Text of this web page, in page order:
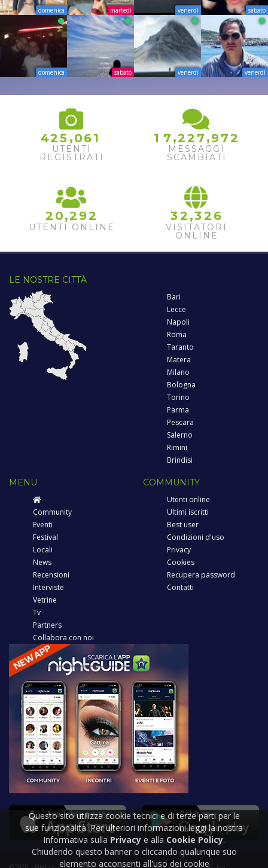
domenica martedì venerdì sabato
domenica sabato venerdì venerdì
425 ,061
UTENTI
REGISTRATI
1 7 ,22 7 ,972
MESSAGGI
SCAMBIATI
2 0,2 92
UTENTI ONLINE
32 ,32 6
VISITATORI
ONLINE
LE NOSTRE CITTÀ
Bari
Lecce
Napoli
Roma
Taranto
Matera
Milano
Bologna
Torino
Parma
Pescara
Salerno
Rimini
Brindisi
MENU
Community
Eventi
Festival
Locali
News
Recensioni
Interviste
Vetrine
Tv
Partners
Collabora con noi
COMMUNITY
Utenti online
Ultimi iscritti
Best user
Condizioni d'uso
Privacy
Cookies
Recupera password
Contatti
Questo sito utilizza cookie tecnici e di terze parti per le
sue funzionalità. Per ulteriori informazioni leggi la nostra
Informativa sulla Privacy e alla Cookie Policy.
Chiudendo questo banner o cliccando qualunque suo
elemento acconsenti all'uso dei cookie